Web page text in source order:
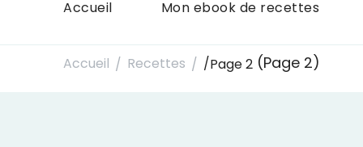
Accueil Mon ebook de recettes
Accueil / Recettes / /Page 2 (Page 2)